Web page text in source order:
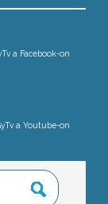
a Facebook-on
a Youtube-on